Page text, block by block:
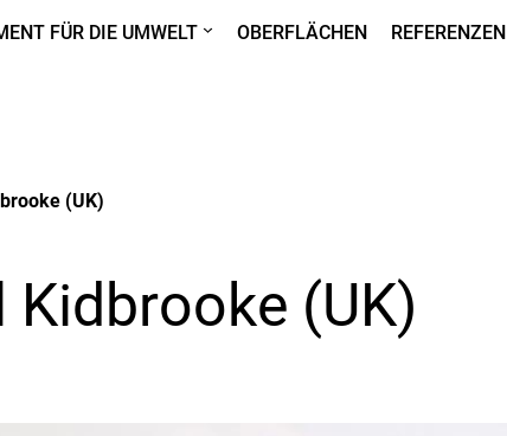
FÜR DIE UMWELT OBERFLÄCHEN REFERENZEN
(UK)
(UK)